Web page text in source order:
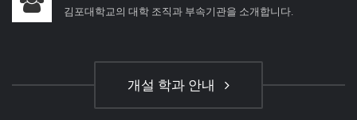
김포대학교의 대학 조직과 부속기관을 소개합니다.
개설 학과 안내